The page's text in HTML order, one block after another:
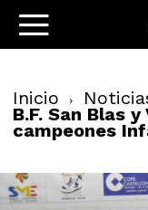
Inicio
B.F. San Blas
campeones